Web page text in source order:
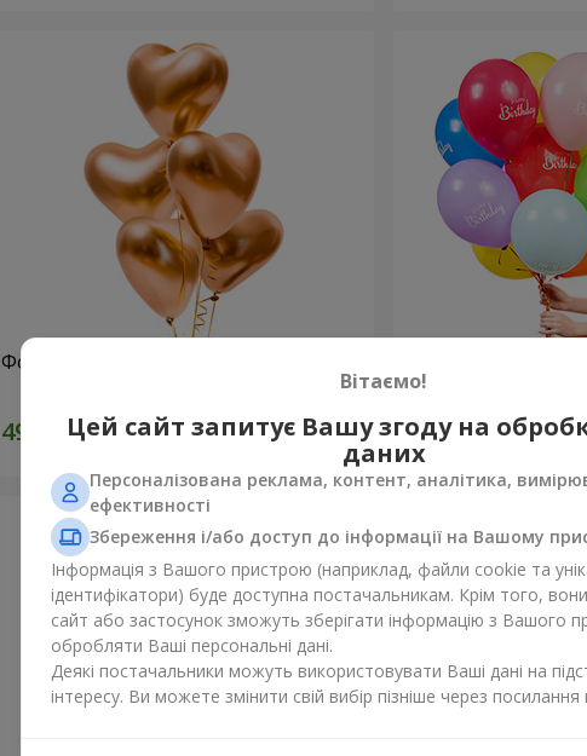
Фонтан куль “Golden hearts”
Замовити
Народження!" - 5
Вітаємо!
Цей сайт запитує Вашу згоду на
даних
Персоналізована реклама, контент, аналітика,
ефективності
Збереження і/або доступ до інформації на Вашому
Інформація з Вашого пристрою (наприклад, файли cookie та
ідентифікатори) буде доступна постачальникам. Крім того,
сайт або застосунок зможуть зберігати інформацію з Вашого
обробляти Ваші персональні дані.
Деякі постачальники можуть використовувати Ваші дані на
інтересу. Ви можете змінити свій вибір пізніше через посилання